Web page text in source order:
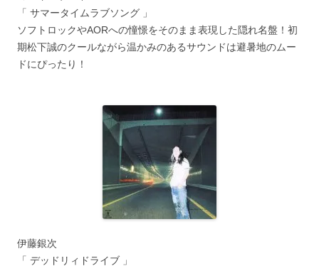
「 サマータイムラブソング 」
ソフトロックやAORへの憧憬をそのまま表現した隠れ名盤！初
期松下誠のクールながら温かみのあるサウンドは避暑地のムー
ドにぴったり！
伊藤銀次
「 デッドリィドライブ 」